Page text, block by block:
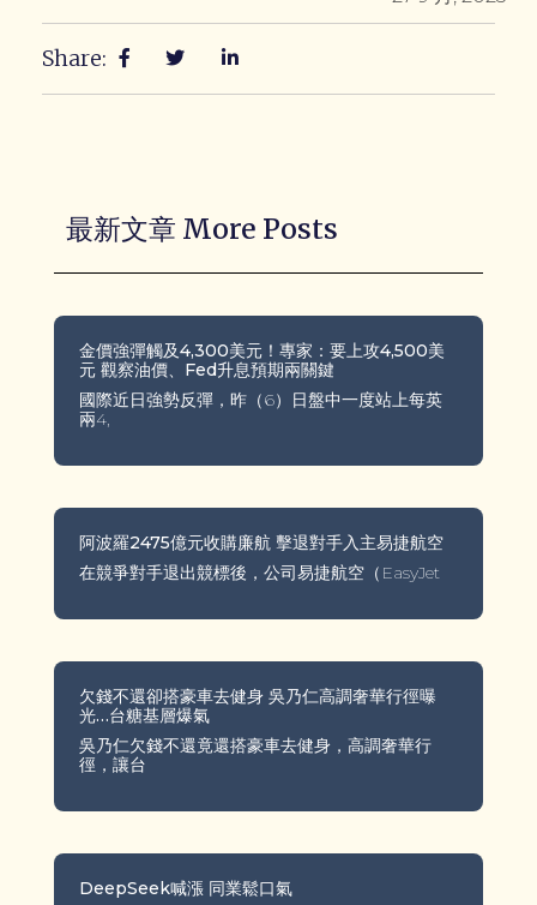
Share:
最新文章 More Posts
金價強彈觸及4,300美元！專家：要上攻4,500美
元 觀察油價、Fed升息預期兩關鍵
國際近日強勢反彈，昨（6）日盤中一度站上每英
兩4,
阿波羅2475億元收購廉航 擊退對手入主易捷航空
在競爭對手退出競標後，公司易捷航空（EasyJet
欠錢不還卻搭豪車去健身 吳乃仁高調奢華行徑曝
光…台糖基層爆氣
吳乃仁欠錢不還竟還搭豪車去健身，高調奢華行
徑，讓台
DeepSeek喊漲 同業鬆口氣